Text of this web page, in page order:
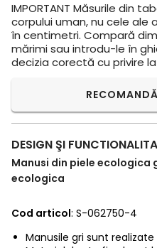
IMPORTANT Măsurile din
corpului uman, nu cele ale
în centimetri. Compară
mărimi sau introdu-le în
decizia corectă cu privire
DESIGN ŞI
Manusi din piele ecologica
ecologica
Cod articol: S-062750-4
Manusile gri sunt